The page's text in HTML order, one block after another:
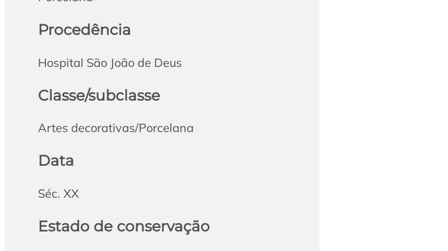
Procedência
Hospital São João de Deus
Classe/subclasse
Artes decorativas/Porcelana
Data
Séc. XX
Estado de conservação